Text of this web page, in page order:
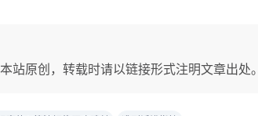
站原创，转载时请以链接形式注明文章出处。